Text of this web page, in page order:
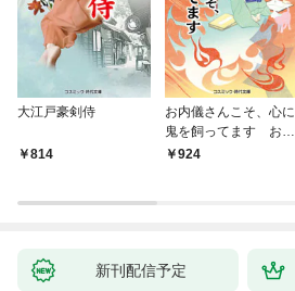
大江戸豪剣侍
814
お内儀さんこそ、心に
鬼を飼ってます おけ
いの戯作手帖
924
新刊配信予定